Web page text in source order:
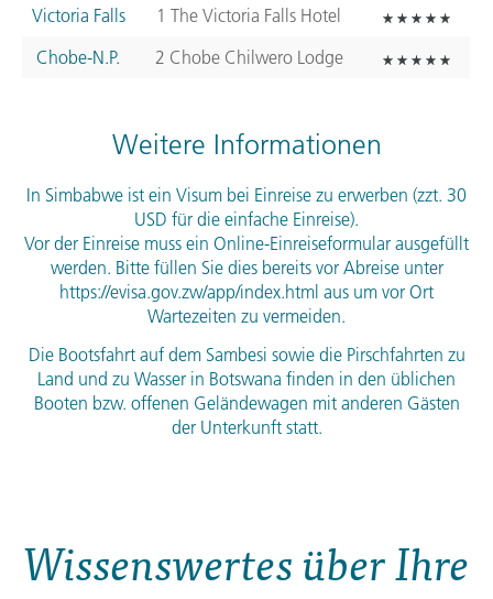
Victoria Falls
1 The Victoria Falls Hotel
Chobe-N.P.
2 Chobe Chilwero Lodge
Weitere Informationen
In Simbabwe ist ein Visum bei Einreise zu erwerben (zzt. 30
USD für die einfache Einreise).
Vor der Einreise muss ein Online-Einreiseformular ausgefüllt
werden. Bitte füllen Sie dies bereits vor Abreise unter
https://evisa.gov.zw/app/index.html aus um vor Ort
Wartezeiten zu vermeiden.
Die Bootsfahrt auf dem Sambesi sowie die Pirschfahrten zu
Land und zu Wasser in Botswana finden in den üblichen
Booten bzw. offenen Geländewagen mit anderen Gästen
der Unterkunft statt.
Wissenswertes über Ihre